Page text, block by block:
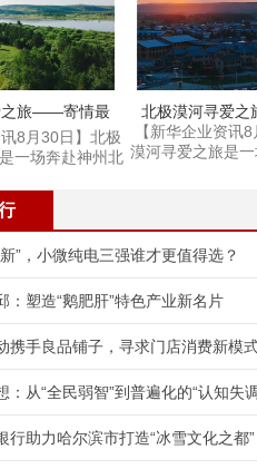
之旅——寄情最
水篇
讯8月30日】北极
一场奔赴神州北
北极漠河寻爱
林精
【新华企业资讯
漠河寻爱之旅是
”，小微纯电三强谁才更值得选？
：塑造“鹅肥肝”特色产业新名片
携手良品铺子，寻求门店消费新模
：从“全民弱智”到普遍化的“认知失
行助力哈尔滨市打造“冰雪文化之都”